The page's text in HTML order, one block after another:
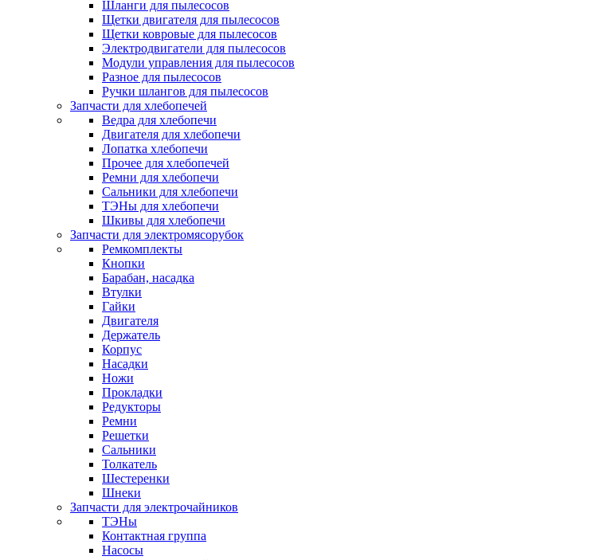
Шланги для пылесосов
Щетки двигателя для пылесосов
Щетки ковровые для пылесосов
Электродвигатели для пылесосов
Модули управления для пылесосов
Разное для пылесосов
Ручки шлангов для пылесосов
Запчасти для хлебопечей
Ведра для хлебопечи
Двигателя для хлебопечи
Лопатка хлебопечи
Прочее для хлебопечей
Ремни для хлебопечи
Сальники для хлебопечи
ТЭНы для хлебопечи
Шкивы для хлебопечи
Запчасти для электромясорубок
Ремкомплекты
Кнопки
Барабан, насадка
Втулки
Гайки
Двигателя
Держатель
Корпус
Насадки
Ножи
Прокладки
Редукторы
Ремни
Решетки
Сальники
Толкатель
Шестеренки
Шнеки
Запчасти для электрочайников
ТЭНы
Контактная группа
Насосы